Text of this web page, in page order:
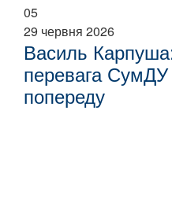
05
29 червня 2026
Василь
перевага СумДУ
попереду